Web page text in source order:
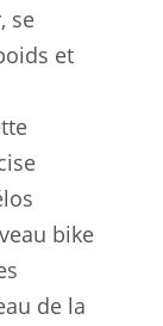
se
et
bike
de la